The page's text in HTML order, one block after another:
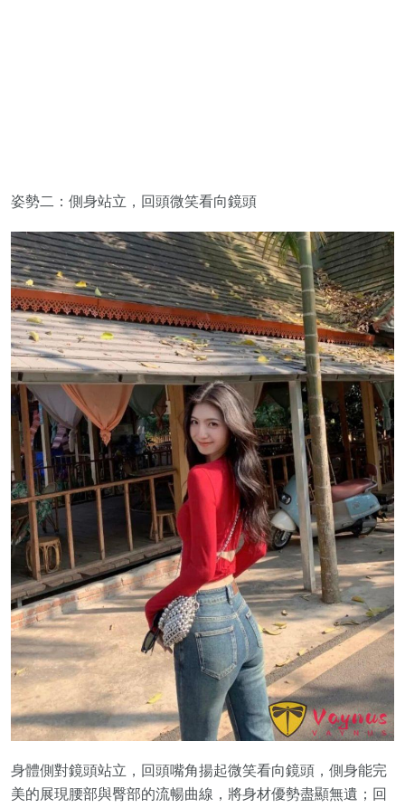
姿勢二：側身站立，回頭微笑看向鏡頭
身體側對鏡頭站立，回頭嘴角揚起微笑看向鏡頭，側身能完
美的展現腰部與臀部的流暢曲線，將身材優勢盡顯無遺；回